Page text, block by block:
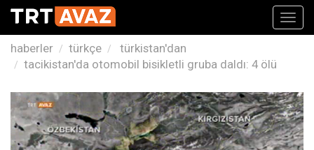
haberler türkçe
türkistan'dan
tacikistan'da otomobil bisikletli gruba daldı: 4 ölü